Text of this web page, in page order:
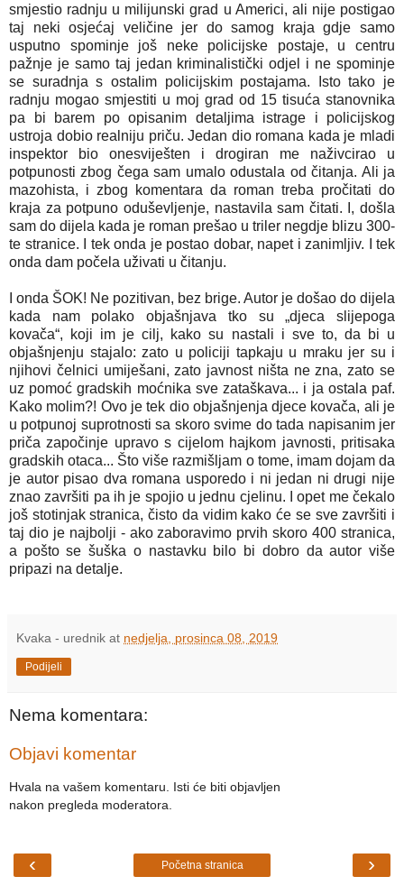
smjestio radnju u milijunski grad u Americi, ali nije postigao
taj neki osjećaj veličine jer do samog kraja gdje samo
usputno spominje još neke policijske postaje, u centru
pažnje je samo taj jedan kriminalistički odjel i ne spominje
se suradnja s ostalim policijskim postajama. Isto tako je
radnju mogao smjestiti u moj grad od 15 tisuća stanovnika
pa bi barem po opisanim detaljima istrage i policijskog
ustroja dobio realniju priču. Jedan dio romana kada je mladi
inspektor bio onesviješten i drogiran me naživcirao u
potpunosti zbog čega sam umalo odustala od čitanja. Ali ja
mazohista, i zbog komentara da roman treba pročitati do
kraja za potpuno oduševljenje, nastavila sam čitati. I, došla
sam do dijela kada je roman prešao u triler negdje blizu 300-
te stranice. I tek onda je postao dobar, napet i zanimljiv. I tek
onda dam počela uživati u čitanju.
I onda ŠOK! Ne pozitivan, bez brige. Autor je došao do dijela
kada nam polako objašnjava tko su „djeca slijepoga
kovača“, koji im je cilj, kako su nastali i sve to, da bi u
objašnjenju stajalo: zato u policiji tapkaju u mraku jer su i
njihovi čelnici umiješani, zato javnost ništa ne zna, zato se
uz pomoć gradskih moćnika sve zataškava... i ja ostala paf.
Kako molim?! Ovo je tek dio objašnjenja djece kovača, ali je
u potpunoj suprotnosti sa skoro svime do tada napisanim jer
priča započinje upravo s cijelom hajkom javnosti, pritisaka
gradskih otaca... Što više razmišljam o tome, imam dojam da
je autor pisao dva romana usporedo i ni jedan ni drugi nije
znao završiti pa ih je spojio u jednu cjelinu. I opet me čekalo
još stotinjak stranica, čisto da vidim kako će se sve završiti i
taj dio je najbolji - ako zaboravimo prvih skoro 400 stranica,
a pošto se šuška o nastavku bilo bi dobro da autor više
pripazi na detalje.
Kvaka - urednik at nedjelja, prosinca 08, 2019
Podijeli
Nema komentara:
Objavi komentar
Hvala na vašem komentaru. Isti će biti objavljen
nakon pregleda moderatora.
‹ ›
Početna stranica